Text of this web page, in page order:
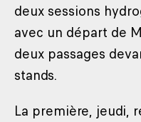
deux sessions
avec un départ de
deux passages
stands.
La première, jeudi,